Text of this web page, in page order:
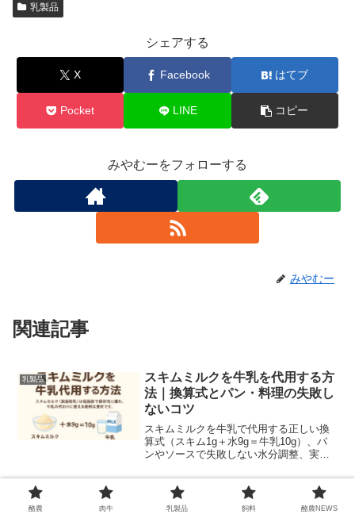
乳製品
シェアする
X Facebook はてブ
Pocket LINE コピー
みやむーをフォローする
みやむー
関連記事
乳製品
スキムミルクを牛乳を代用する方
法｜換算式とパン・料理の失敗し
ないコツ
スキムミルクを牛乳で代用する正しい換
算式（スキム1g＋水9g＝牛乳10g）、パ
ンやソースで失敗しない水分調整、実践
乳製品
クロタン・ド・シャヴィニョルと
は？歴史・味・作り方・レシピ・
酪農 肉牛 乳製品 飼料 酪農NEWS